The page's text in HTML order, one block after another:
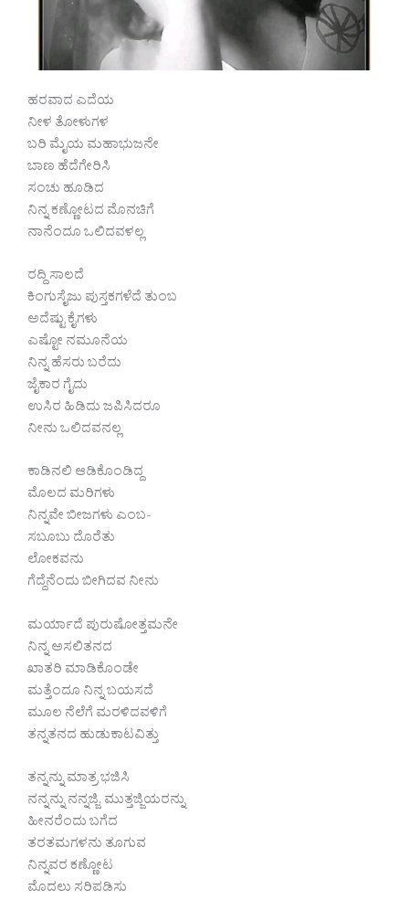
ಹರವಾದ ಎದೆಯ
ನೀಳ ತೋಳುಗಳ
ಬರಿ ಮೈಯ ಮಹಾಭುಜನೇ
ಬಾಣ ಹೆದೆಗೇರಿಸಿ
ಸಂಚು ಹೂಡಿದ
ನಿನ್ನ ಕಣ್ಣೋಟದ ಮೊನಚಿಗೆ
ನಾನೆಂದೂ ಒಲಿದವಳಲ್ಲ
ರದ್ದಿ ಸಾಲದೆ
ಕಿಂಗುಸೈಜು ಪುಸ್ತಕಗಳೆದೆ ತುಂಬ
ಅದೆಷ್ಟು ಕೈಗಳು
ಎಷ್ಟೋ ನಮೂನೆಯ
ನಿನ್ನ ಹೆಸರು ಬರೆದು
ಜೈಕಾರ ಗೈದು
ಉಸಿರ ಹಿಡಿದು ಜಪಿಸಿದರೂ
ನೀನು ಒಲಿದವನಲ್ಲ
ಕಾಡಿನಲಿ ಆಡಿಕೊಂಡಿದ್ದ
ಮೊಲದ ಮರಿಗಳು
ನಿನ್ನವೇ ಬೀಜಗಳು ಎಂಬ-
ಸಬೂಬು ದೊರೆತು
ಲೋಕವನು
ಗೆದ್ದೆನೆಂದು ಬೀಗಿದವ ನೀನು
ಮರ್ಯಾದೆ ಪುರುಷೋತ್ತಮನೇ
ನಿನ್ನ ಅಸಲಿತನದ
ಖಾತರಿ ಮಾಡಿಕೊಂಡೇ
ಮತ್ತೆಂದೂ ನಿನ್ನ ಬಯಸದೆ
ಮೂಲ ನೆಲೆಗೆ ಮರಳಿದವಳಿಗೆ
ತನ್ನತನದ ಹುಡುಕಾಟವಿತ್ತು
ತನ್ನನ್ನು ಮಾತ್ರ ಭಜಿಸಿ
ನನ್ನನ್ನು ನನ್ನಜ್ಜಿ, ಮುತ್ತಜ್ಜಿಯರನ್ನು
ಹೀನರೆಂದು ಬಗೆದ
ತರತಮಗಳನು ತೂಗುವ
ನಿನ್ನವರ ಕಣ್ಣೋಟ
ಮೊದಲು ಸರಿಪಡಿಸು